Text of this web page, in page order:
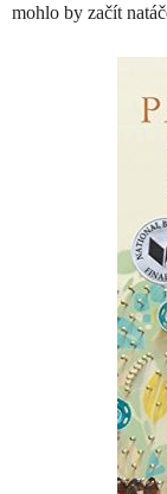
mohlo by začít